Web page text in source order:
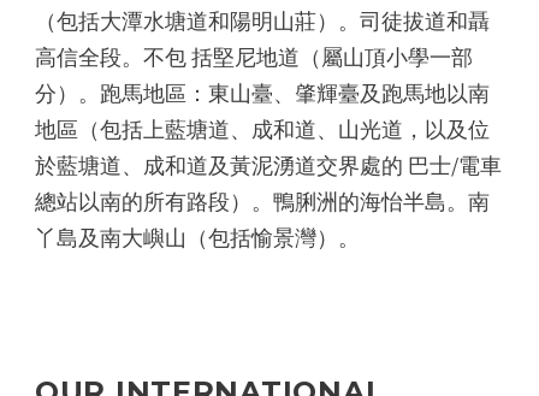
（包括大潭水塘道和陽明山莊）。司徒拔道和聶
高信全段。不包 括堅尼地道（屬山頂小學一部
分）。跑馬地區：東山臺、肇輝臺及跑馬地以南
地區（包括上藍塘道、成和道、山光道，以及位
於藍塘道、成和道及黃泥湧道交界處的 巴士/電車
總站以南的所有路段）。鴨脷洲的海怡半島。南
丫島及南大嶼山（包括愉景灣）。